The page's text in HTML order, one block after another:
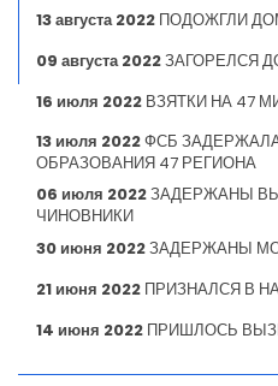
13 августа 2022 ПОДОЖГЛИ
09 августа 2022ЗАГОРЕЛСЯ
16 июля 2022 ВЗЯТКИ НА 47
13 июля 2022ФСБ
ОБРАЗОВАНИЯ 47 РЕГИОНА
06 июля 2022ЗАДЕРЖАНЫ
ЧИНОВНИКИ
30 июня 2022ЗАДЕРЖАНЫ
21 июня 2022 ПРИЗНАЛСЯ В
14 июня 2022 ПРИШЛОСЬ